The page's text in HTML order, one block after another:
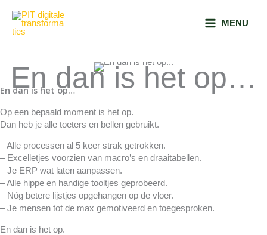
naar
MENU
En dan is het op…
En dan is het op…
Op een bepaald moment is het op.
Dan heb je alle toeters en bellen gebruikt.
– Alle processen al 5 keer strak getrokken.
– Excelletjes voorzien van macro’s en draaitabellen.
– Je ERP wat laten aanpassen.
– Alle hippe en handige tooltjes geprobeerd.
– Nóg betere lijstjes opgehangen op de vloer.
– Je mensen tot de max gemotiveerd en toegesproken.
En dan is het op.